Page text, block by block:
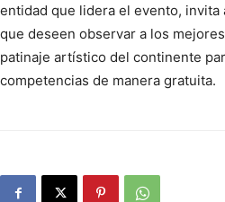
entidad que lidera el evento, invita
que deseen observar a los
patinaje artístico del continente
competencias de manera gratuita.